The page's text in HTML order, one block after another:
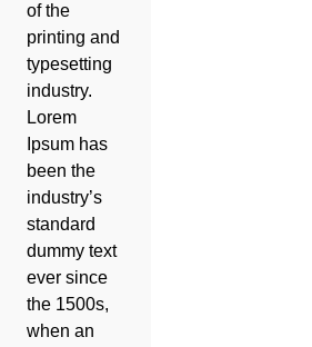
of the
printing and
typesetting
industry.
Lorem
Ipsum has
been the
industry’s
standard
dummy text
ever since
the 1500s,
when an